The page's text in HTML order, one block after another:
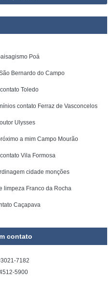
Poá
Bernardo do Campo
Toledo
contato Ferraz de Vasconcelos
Ulysses
a mim Campo Mourão
Vila Formosa
cidade monções
limpeza Franco da Rocha
Caçapava
contato
7182
5900